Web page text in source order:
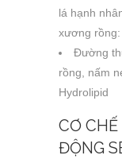
lá hạnh
xương
Đường
rồng, nấm
Hydrolipid
CƠ
ĐỘNG